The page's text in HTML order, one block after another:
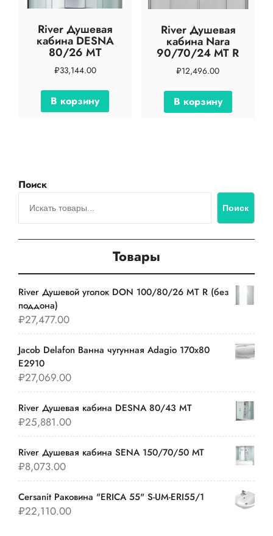
River Душевая
кабина DESNA
80/26 MT
₽33,144.00
В корзину
River Душевая
кабина Nara
90/70/24 МТ R
₽12,496.00
В корзину
Поиск
Поиск
Товары
River Душевой уголок DON 100/80/26 MT R (без
поддона)
₽27,477.00
Jacob Delafon Ванна чугунная Adagio 170х80
E2910
₽27,069.00
River Душевая кабина DESNA 80/43 MT
₽25,881.00
River Душевая кабина SENA 150/70/50 МТ
₽8,073.00
Cersanit Раковина "ERICA 55" S-UM-ERI55/1
₽22,110.00